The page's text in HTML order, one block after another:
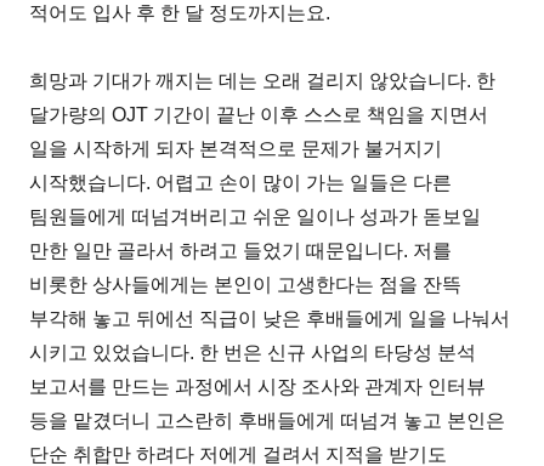
적어도 입사 후 한 달 정도까지는요.
희망과 기대가 깨지는 데는 오래 걸리지 않았습니다. 한
달가량의 OJT 기간이 끝난 이후 스스로 책임을 지면서
일을 시작하게 되자 본격적으로 문제가 불거지기
시작했습니다. 어렵고 손이 많이 가는 일들은 다른
팀원들에게 떠넘겨버리고 쉬운 일이나 성과가 돋보일
만한 일만 골라서 하려고 들었기 때문입니다. 저를
비롯한 상사들에게는 본인이 고생한다는 점을 잔뜩
부각해 놓고 뒤에선 직급이 낮은 후배들에게 일을 나눠서
시키고 있었습니다. 한 번은 신규 사업의 타당성 분석
보고서를 만드는 과정에서 시장 조사와 관계자 인터뷰
등을 맡겼더니 고스란히 후배들에게 떠넘겨 놓고 본인은
단순 취합만 하려다 저에게 걸려서 지적을 받기도